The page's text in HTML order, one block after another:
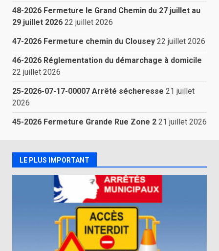
48-2026 Fermeture le Grand Chemin du 27 juillet au
29 juillet 2026 22 juillet 2026
47-2026 Fermeture chemin du Clousey 22 juillet 2026
46-2026 Réglementation du démarchage à domicile
22 juillet 2026
25-2026-07-17-00007 Arrêté sécheresse 21 juillet
2026
45-2026 Fermeture Grande Rue Zone 2 21 juillet 2026
LE PLUS IMPORTANT